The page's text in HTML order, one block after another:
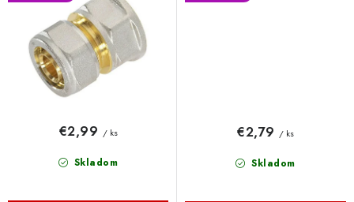
Skladom
€2,99 / ks
Skladom
€2,79 / ks